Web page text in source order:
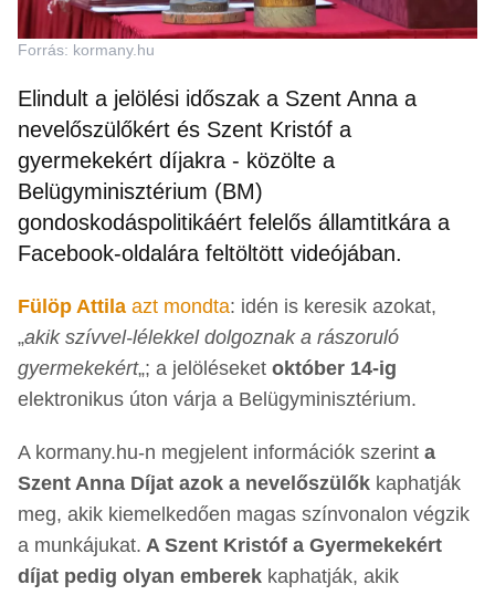
Forrás: kormany.hu
Elindult a jelölési időszak a Szent Anna a
nevelőszülőkért és Szent Kristóf a
gyermekekért díjakra - közölte a
Belügyminisztérium (BM)
gondoskodáspolitikáért felelős államtitkára a
Facebook-oldalára feltöltött videójában.
Fülöp Attila azt mondta: idén is keresik azokat,
„akik szívvel-lélekkel dolgoznak a rászoruló
gyermekekért„; a jelöléseket október 14-ig
elektronikus úton várja a Belügyminisztérium.
A kormany.hu-n megjelent információk szerint a
Szent Anna Díjat azok a nevelőszülők kaphatják
meg, akik kiemelkedően magas színvonalon végzik
a munkájukat. A Szent Kristóf a Gyermekekért
díjat pedig olyan emberek kaphatják, akik